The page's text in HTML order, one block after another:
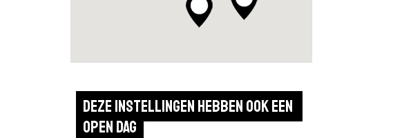
Deze instellingen hebben ook een
open dag